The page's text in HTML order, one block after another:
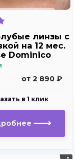
линзы c
на 12 мес.
Dominico
от 2 890 ₽
в 1 клик